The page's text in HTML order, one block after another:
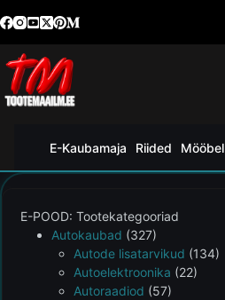
E-Kaubamaja Riided Mööbel
E-POOD: Tootekategooriad
Autokaubad (327)
Autode lisatarvikud (134)
Autoelektroonika (22)
Autoraadiod (57)